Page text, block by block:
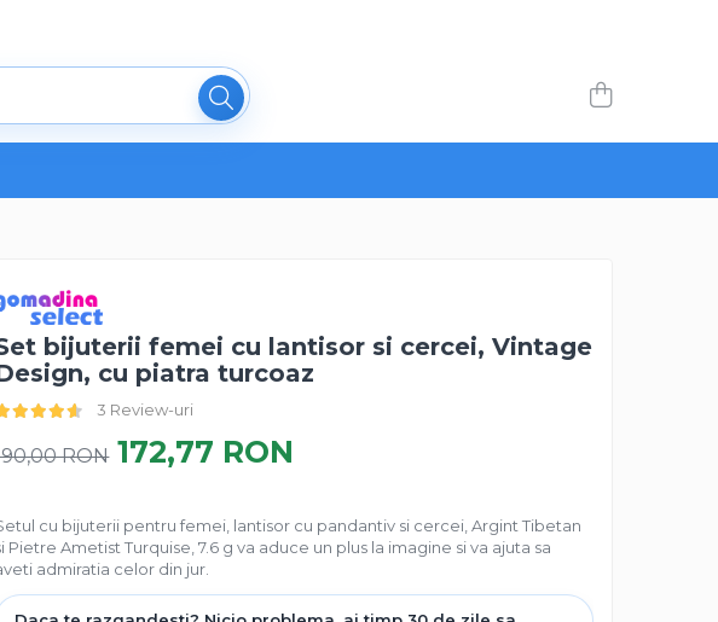
bijuterii femei cu lantisor si cercei, Vintage
cu piatra turcoaz
3 Review-uri
RON 172,77 RON
cu bijuterii pentru femei, lantisor cu pandantiv si cercei, Argint Tibetan
Pietre Ametist Turquise, 7.6 g va aduce un plus la imagine si va ajuta sa
admiratia celor din jur.